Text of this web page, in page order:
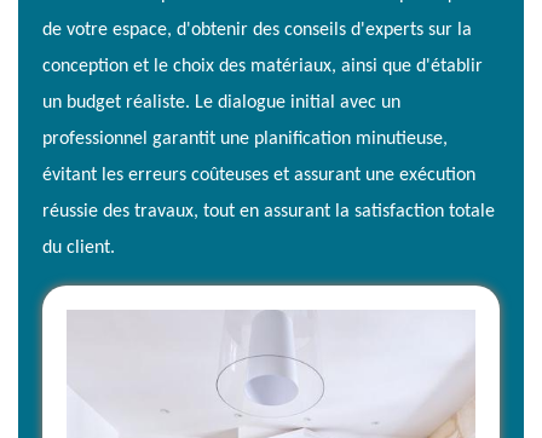
de votre espace, d'obtenir des conseils d'experts sur la
conception et le choix des matériaux, ainsi que d'établir
un budget réaliste. Le dialogue initial avec un
professionnel garantit une planification minutieuse,
évitant les erreurs coûteuses et assurant une exécution
réussie des travaux, tout en assurant la satisfaction totale
du client.